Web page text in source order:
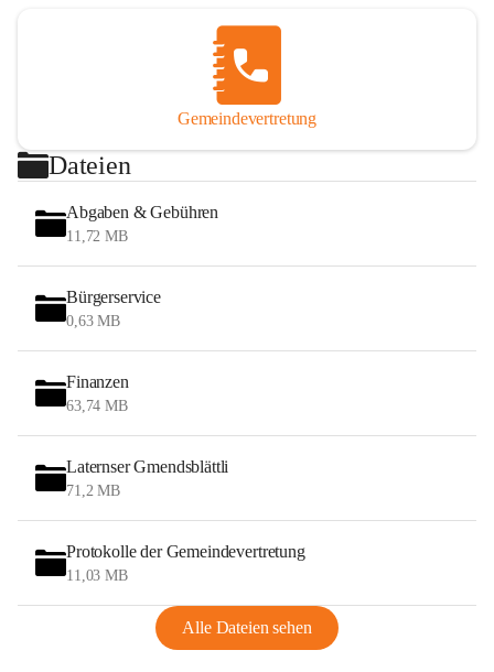
Gemeindevertretung
Dateien
Abgaben & Gebühren
11,72 MB
Bürgerservice
0,63 MB
Finanzen
63,74 MB
Laternser Gmendsblättli
71,2 MB
Protokolle der Gemeindevertretung
11,03 MB
Alle Dateien sehen